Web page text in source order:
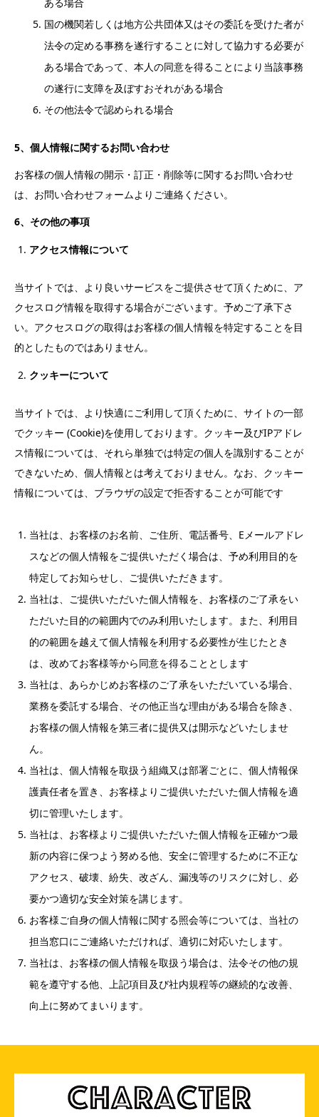
国の機関若しくは地方公共団体又はその委託を受けた者が
法令の定める事務を遂行することに対して協力する必要が
ある場合であって、本人の同意を得ることにより当該事務
の遂行に支障を及ぼすおそれがある場合
その他法令で認められる場合
5、個人情報に関するお問い合わせ
お客様の個人情報の開示・訂正・削除等に関するお問い合わせ
は、お問い合わせフォームよりご連絡ください。
6、その他の事項
アクセス情報について
当サイトでは、より良いサービスをご提供させて頂くために、ア
クセスログ情報を取得する場合がございます。予めご了承下さ
い。アクセスログの取得はお客様の個人情報を特定することを目
的としたものではありません。
クッキーについて
当サイトでは、より快適にご利用して頂くために、サイトの一部
でクッキー (Cookie)を使用しております。クッキー及びIPアドレ
ス情報については、それら単独では特定の個人を識別することが
できないため、個人情報とは考えておりません。なお、クッキー
情報については、ブラウザの設定で拒否することが可能です
当社は、お客様のお名前、ご住所、電話番号、Eメールアドレ
スなどの個人情報をご提供いただく場合は、予め利用目的を
特定してお知らせし、ご提供いただきます。
当社は、ご提供いただいた個人情報を、お客様のご了承をい
ただいた目的の範囲内でのみ利用いたします。また、利用目
的の範囲を越えて個人情報を利用する必要性が生じたとき
は、改めてお客様等から同意を得ることとします
当社は、あらかじめお客様のご了承をいただいている場合、
業務を委託する場合、その他正当な理由がある場合を除き、
お客様の個人情報を第三者に提供又は開示などいたしませ
ん。
当社は、個人情報を取扱う組織又は部署ごとに、個人情報保
護責任者を置き、お客様よりご提供いただいた個人情報を適
切に管理いたします。
当社は、お客様よりご提供いただいた個人情報を正確かつ最
新の内容に保つよう努める他、安全に管理するために不正な
アクセス、破壊、紛失、改ざん、漏洩等のリスクに対し、必
要かつ適切な安全対策を講じます。
お客様ご自身の個人情報に関する照会等については、当社の
担当窓口にご連絡いただければ、適切に対応いたします。
当社は、お客様の個人情報を取扱う場合は、法令その他の規
範を遵守する他、上記項目及び社内規程等の継続的な改善、
向上に努めてまいります。